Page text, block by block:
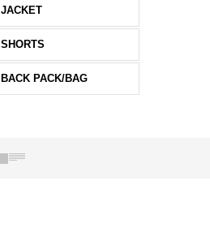
JACKET
SHORTS
BACK PACK/BAG